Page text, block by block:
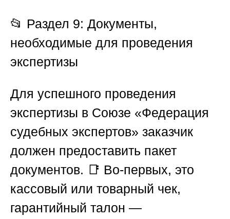
📂 Раздел 9: Документы,
необходимые для проведения
экспертизы
Для успешного проведения
экспертизы в Союзе «Федерация
судебных экспертов» заказчик
должен предоставить пакет
документов. 📑 Во-первых, это
кассовый или товарный чек,
гарантийный талон —